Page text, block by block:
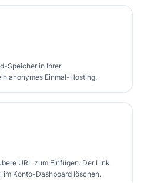
Speicher in Ihrer
anonymes Einmal-Hosting.
URL zum Einfügen. Der Link
im Konto-Dashboard löschen.